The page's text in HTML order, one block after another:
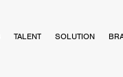
TALENT SOLUTION